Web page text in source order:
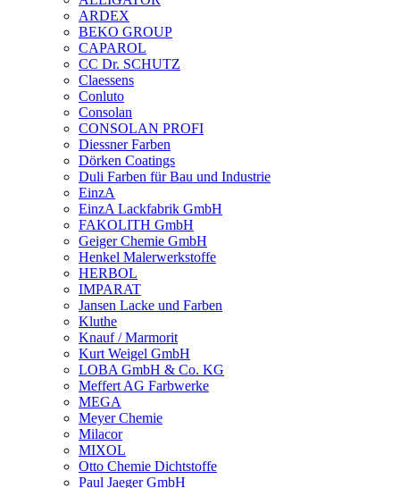
ARDEX
BEKO GROUP
CAPAROL
CC Dr. SCHUTZ
Claessens
Conluto
Consolan
CONSOLAN PROFI
Diessner Farben
Dörken Coatings
Duli Farben für Bau und Industrie
EinzA
EinzA Lackfabrik GmbH
FAKOLITH GmbH
Geiger Chemie GmbH
Henkel Malerwerkstoffe
HERBOL
IMPARAT
Jansen Lacke und Farben
Kluthe
Knauf / Marmorit
Kurt Weigel GmbH
LOBA GmbH & Co. KG
Meffert AG Farbwerke
MEGA
Meyer Chemie
Milacor
MIXOL
Otto Chemie Dichtstoffe
Paul Jaeger GmbH